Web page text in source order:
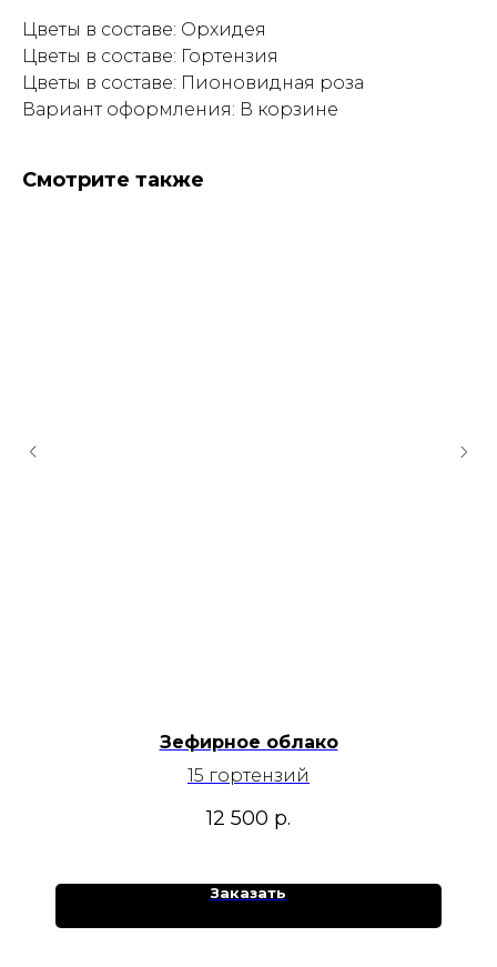
Цветы в составе: Орхидея
Цветы в составе: Гортензия
Цветы в составе: Пионовидная роза
Вариант оформления: В корзине
Смотрите также
Зефирное облако
15 гортензий
12 500 р.
Заказать